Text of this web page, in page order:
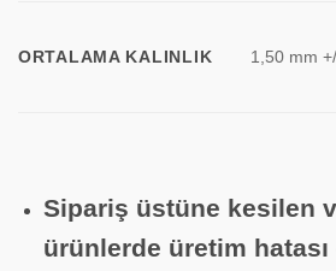
ORTALAMA KALINLIK 1,50 mm
Sipariş üstüne kesilen
ürünlerde üretim hatası